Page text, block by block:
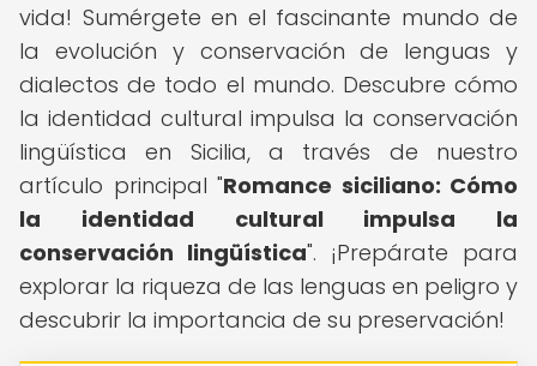
vida! Sumérgete en el fascinante mundo de
la evolución y conservación de lenguas y
dialectos de todo el mundo. Descubre cómo
la identidad cultural impulsa la conservación
lingüística en Sicilia, a través de nuestro
artículo principal "Romance siciliano: Cómo
la identidad cultural impulsa la
conservación lingüística". ¡Prepárate para
explorar la riqueza de las lenguas en peligro y
descubrir la importancia de su preservación!